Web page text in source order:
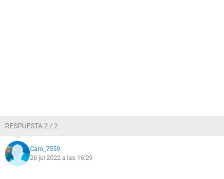
RESPUESTA 2 / 2
Caro_7559
26 jul 2022 a las 16:29